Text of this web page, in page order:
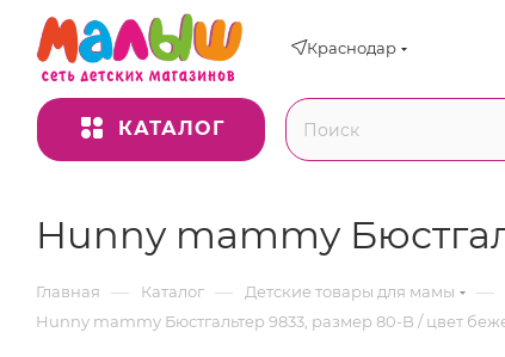
Краснодар
КАТАЛОГ
Hunny mammy
Главная — Каталог — Детские товары для мамы —
Hunny mammy Бюстгальтер 9833, размер 80-B / цвет